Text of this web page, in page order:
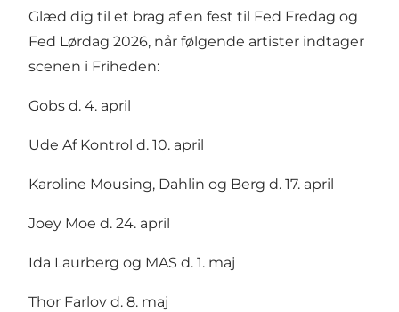
Glæd dig til et brag af en fest til Fed Fredag og
Fed Lørdag 2026, når følgende artister indtager
scenen i Friheden:
Gobs d. 4. april
Ude Af Kontrol d. 10. april
Karoline Mousing, Dahlin og Berg d. 17. april
Joey Moe d. 24. april
Ida Laurberg og MAS d. 1. maj
Thor Farlov d. 8. maj